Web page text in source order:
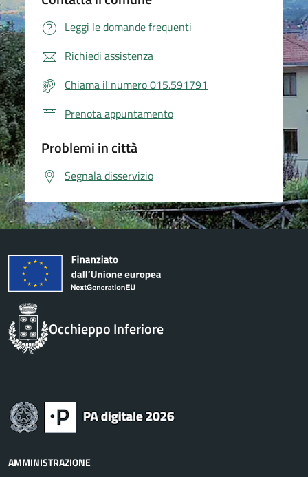
Leggi le domande frequenti
Richiedi assistenza
Chiama il numero 015.591791
Prenota appuntamento
Problemi in città
Segnala disservizio
Occhieppo Inferiore
AMMINISTRAZIONE